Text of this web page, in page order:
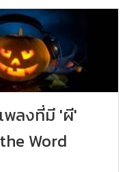
พลงที่มี 'ผี'
Word